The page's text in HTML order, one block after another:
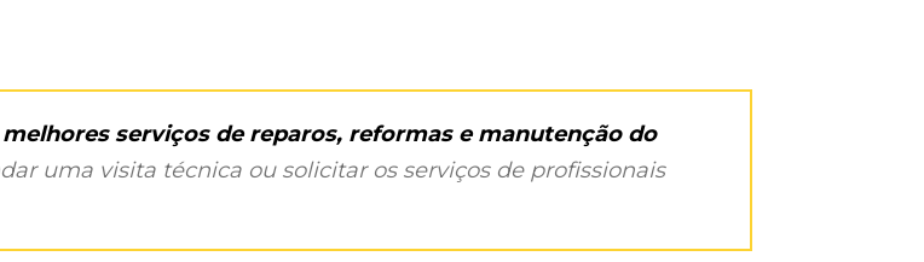
serviços de reparos, reformas e manutenção do
uma visita técnica ou solicitar os serviços de profissionais